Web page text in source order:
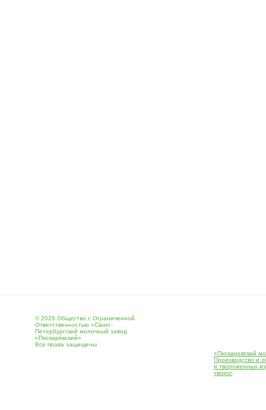
© 2026 Общество с Ограниченной
Ответственностью «Санкт-
Петербургский молочный завод
«Пискарёвский»
Все права защищены
«Пискаревский
Производство и
и твороженных
творог.